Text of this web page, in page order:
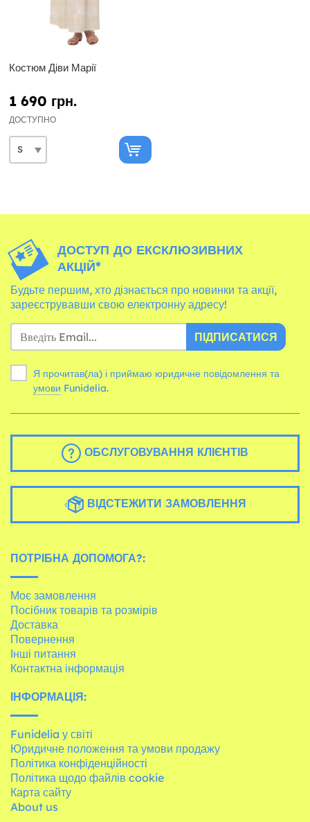
Костюм Діви Марії
1 690 грн.
ДОСТУПНО
ДОСТУП ДО ЕКСКЛЮЗИВНИХ
АКЦІЙ*
Будьте першим, хто дізнається про новинки та акції,
зареєструвавши свою електронну адресу!
ПІДПИСАТИСЯ
Я прочитав(ла) і приймаю юридичне повідомлення та
умови Funidelia.
ОБСЛУГОВУВАННЯ КЛІЄНТІВ
ВІДСТЕЖИТИ ЗАМОВЛЕННЯ
ПОТРІБНА ДОПОМОГА?:
Моє замовлення
Посібник товарів та розмірів
Доставка
Повернення
Інші питання
Контактна інформація
ІНФОРМАЦІЯ:
Funidelia у світі
Юридичне положення та умови продажу
Політика конфіденційності
Політика щодо файлів cookie
Карта сайту
About us